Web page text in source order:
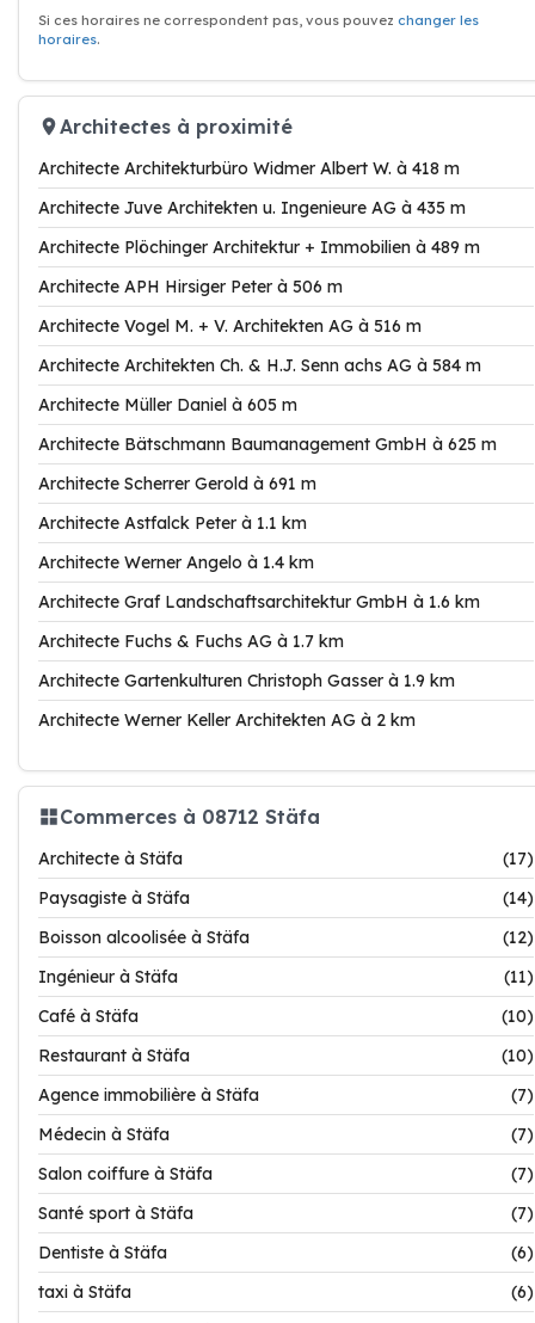
Si ces horaires ne correspondent pas, vous pouvez changer les
horaires.
Architectes à proximité
Architecte Architekturbüro Widmer Albert W. à 418 m
Architecte Juve Architekten u. Ingenieure AG à 435 m
Architecte Plöchinger Architektur + Immobilien à 489 m
Architecte APH Hirsiger Peter à 506 m
Architecte Vogel M. + V. Architekten AG à 516 m
Architecte Architekten Ch. & H.J. Senn achs AG à 584 m
Architecte Müller Daniel à 605 m
Architecte Bätschmann Baumanagement GmbH à 625 m
Architecte Scherrer Gerold à 691 m
Architecte Astfalck Peter à 1.1 km
Architecte Werner Angelo à 1.4 km
Architecte Graf Landschaftsarchitektur GmbH à 1.6 km
Architecte Fuchs & Fuchs AG à 1.7 km
Architecte Gartenkulturen Christoph Gasser à 1.9 km
Architecte Werner Keller Architekten AG à 2 km
Commerces à 08712 Stäfa
Architecte à Stäfa
(17)
Paysagiste à Stäfa
(14)
Boisson alcoolisée à Stäfa
(12)
Ingénieur à Stäfa
(11)
Café à Stäfa
(10)
Restaurant à Stäfa
(10)
Agence immobilière à Stäfa
(7)
Médecin à Stäfa
(7)
Salon coiffure à Stäfa
(7)
Santé sport à Stäfa
(7)
Dentiste à Stäfa
(6)
taxi à Stäfa
(6)